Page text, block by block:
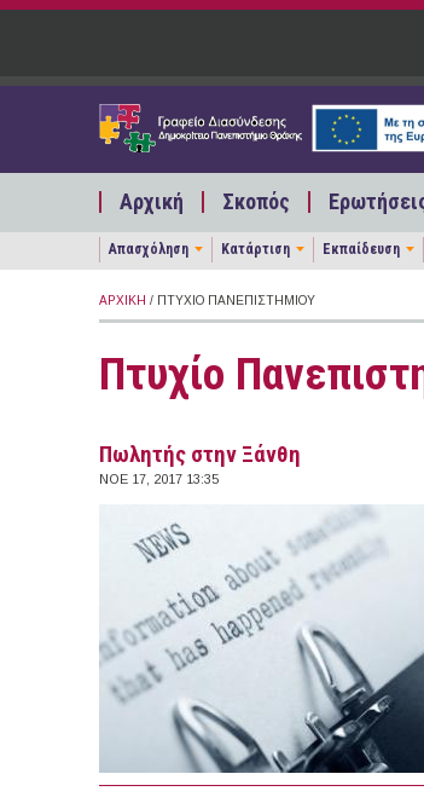
Παράκαμψη προς το κυρίως περιεχόμενο
Αρχική Σκοπός
Απασχόληση Κατάρτιση Εκπαίδευση
ΑΡΧΙΚΉ / ΠΤΥΧΊΟ ΠΑΝΕΠΙΣΤΗΜΊΟΥ
Πτυχίο
Πωλητής στην Ξάνθη
ΝΟΕ 17, 2017 13:35